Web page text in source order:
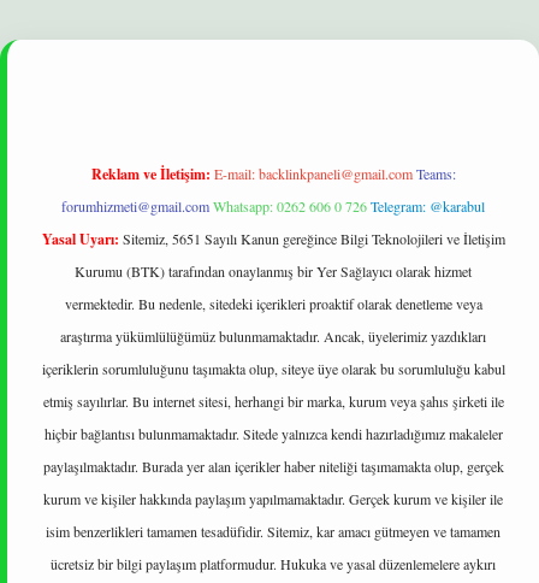
Reklam ve İletişim: E-mail:backlinkpaneli@gmail.com Teams:
forumhizmeti@gmail.comWhatsapp: 0262 606 0 726Telegram: @karabul
Yasal Uyarı: Sitemiz, 5651 Sayılı Kanun gereğince Bilgi Teknolojileri ve İletişim
Kurumu (BTK) tarafından onaylanmış bir Yer Sağlayıcı olarak hizmet
vermektedir. Bu nedenle, sitedeki içerikleri proaktif olarak denetleme veya
araştırma yükümlülüğümüz bulunmamaktadır. Ancak, üyelerimiz yazdıkları
içeriklerin sorumluluğunu taşımakta olup, siteye üye olarak bu sorumluluğu kabul
etmiş sayılırlar. Bu internet sitesi, herhangi bir marka, kurum veya şahıs şirketi ile
hiçbir bağlantısı bulunmamaktadır. Sitede yalnızca kendi hazırladığımız makaleler
paylaşılmaktadır. Burada yer alan içerikler haber niteliği taşımamakta olup, gerçek
kurum ve kişiler hakkında paylaşım yapılmamaktadır. Gerçek kurum ve kişiler ile
isim benzerlikleri tamamen tesadüfidir. Sitemiz, kar amacı gütmeyen ve tamamen
ücretsiz bir bilgi paylaşım platformudur. Hukuka ve yasal düzenlemelere aykırı